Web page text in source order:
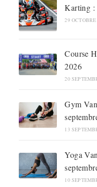
Karting :
29 OCTOBRE
Course
2026
20
Gym
13
Yoga
10